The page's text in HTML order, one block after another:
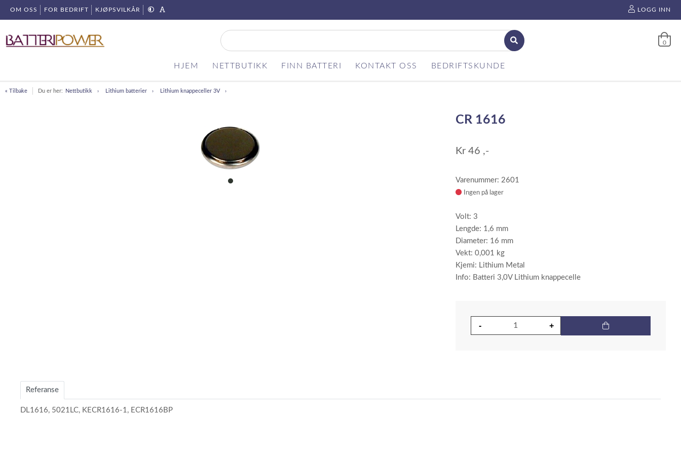
OM OSS FOR BEDRIFT KJØPSVILKÅR LOGG INN
0
HJEM NETTBUTIKK FINN BATTERI KONTAKT OSS BEDRIFTSKUNDE
« Tilbake Du er her: Nettbutikk Lithium batterier Lithium knappeceller 3V
item
CR 1616
Kr46 ,-
Varenummer: 2601
Ingen på lager
Volt: 3
Lengde: 1,6 mm
Diameter: 16 mm
Vekt: 0,001 kg
Kjemi: Lithium Metal
Info: Batteri 3,0V Lithium knappecelle
Referanse
DL1616, 5021LC, KECR1616-1, ECR1616BP